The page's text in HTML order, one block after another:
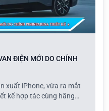
ĐIỆN MỚI DO CHÍNH
xuất iPhone, vừa ra mắt
kế hợp tác cùng hãng
(Lifestyle Multipurpose